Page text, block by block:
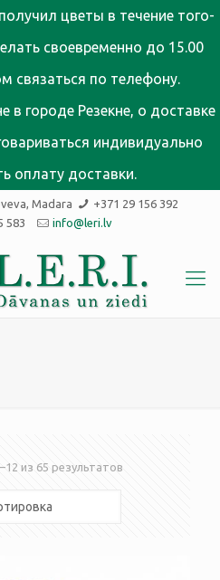
цветы в течение того-
своевременно до 15.00
связаться по телефону.
в городе Резекне, о доставке
индивидуально
оплату доставки.
Madara
+371 29 156 392
583
info@leri.lv
из 65 результатов